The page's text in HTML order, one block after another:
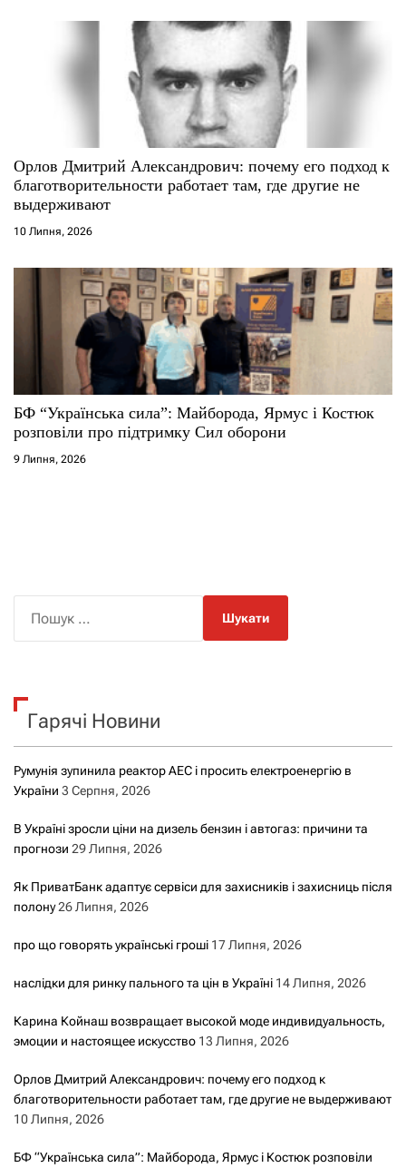
Орлов Дмитрий Александрович: почему его подход к
благотворительности работает там, где другие не
выдерживают
10 Липня, 2026
БФ “Українська сила”: Майборода, Ярмус і Костюк
розповіли про підтримку Сил оборони
9 Липня, 2026
к
Гарячі Новини
Румунія зупинила реактор АЕС і просить електроенергію в
України 3 Серпня, 2026
В Україні зросли ціни на дизель бензин і автогаз: причини та
прогнози 29 Липня, 2026
Як ПриватБанк адаптує сервіси для захисників і захисниць після
полону26 Липня, 2026
про що говорять українські гроші 17 Липня, 2026
наслідки для ринку пального та цін в Україні 14 Липня, 2026
Карина Койнаш возвращает высокой моде индивидуальность,
эмоции и настоящее искусство 13 Липня, 2026
Орлов Дмитрий Александрович: почему его подход к
благотворительности работает там, где другие не выдерживают
10 Липня, 2026
БФ “Українська сила”: Майборода, Ярмус і Костюк розповіли